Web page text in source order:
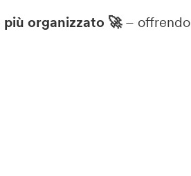
organizzato 🚀– offrendo